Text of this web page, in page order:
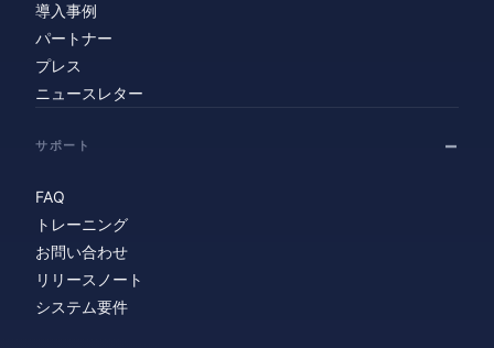
導入事例
パートナー
プレス
ニュースレター
サポート
FAQ
トレーニング
お問い合わせ
リリースノート
システム要件